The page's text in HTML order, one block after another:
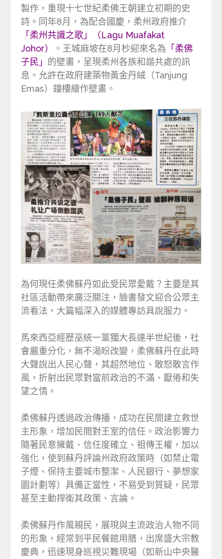
製作，重現十七世紀柔佛王朝建立初期的史
詩。同年8月，為配合國慶，柔州政府推介
「柔州共識之歌」（Lagu Muafakat
Johor）
。王城麻坡在8月杪迎來名為 「柔佛
子民」 的壁畫，呈現柔州各族和諧共處的訊
息。允許在政府建築物黃金丹絨（Tanjung
Emas）鐘樓繪作壁畫。
為何現任柔佛蘇丹如此受民眾愛戴？主要是其
社區活動帶來廣泛關注，臉書發文迎合公眾主
流看法，大篇幅深入的媒體專訪具說服力。
馬來西亞經歷巫統一黨獨大長達半世紀後，社
會嚴重分化，無不渴盼改變，柔佛蘇丹在此時
大聲說出人民心聲，其超然地位、敢怒敢言作
風，折射出民眾對當前政治的不滿、厭倦和失
望之情。
柔佛蘇丹透過政治傳播，成功在民間建立救世
主形象，增加民間對王室的信任。政治影響力
隨著民意擁戴、信任度確立、祖傳王權，加以
強化，使到蘇丹評論州政府政策時（如禁止電
子煙、保持主要城市整潔、人民銀行、夢想家
園計劃等）具備正當性，不易受到質疑，民眾
甚至主動捍衛其政策、言論。
柔佛蘇丹作風親民，展現與主流政治人物不同
的形象，經常到平民餐館用膳，出席盛大宗教
慶典，迅速現身巡視災難現場（如新山中央醫